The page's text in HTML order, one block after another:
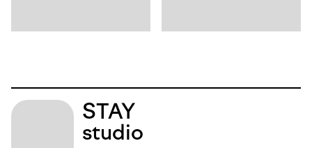
STAY
studio